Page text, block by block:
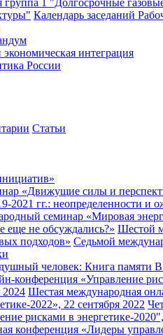
группа 1 "Долгосрочные
Календарь заседаний
экономическая интеграция
России
Статьи
«Движущие силы и
2021 гг.: неопределенности и
семинар «Мировая
еще не обсуждались?» Шестой
подходов» Седьмой
человек: Книга памяти
конференция «Управление
2024 Шестая международная
2022», 22 сентября 2022
рисками в энергетике-
конференция «Лидеры